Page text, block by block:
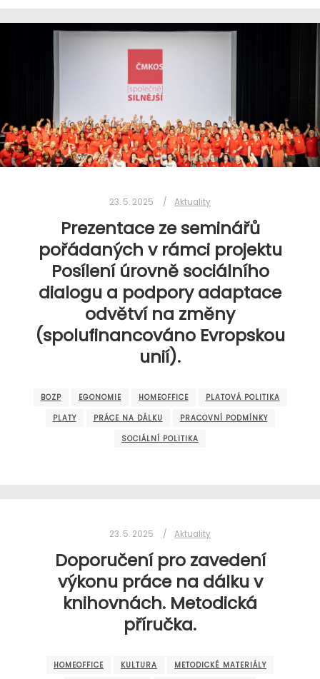
17. 9. 2025 Aktuality
Volby 2025: Volební kompas
zaměstnance
23. 5. 2025 Aktuality
Prezentace ze seminářů
pořádaných v rámci projektu
Posílení úrovně sociálního
dialogu a podpory adaptace
odvětví na změny
(spolufinancováno Evropskou
unií).
BOZP EGONOMIE HOMEOFFICE
PLATOVÁ POLITIKA
PLATY
PRÁCE NA DÁLKU
PRACOVNÍ PODMÍNKY
SOCIÁLNÍ POLITIKA
23. 5. 2025 Aktuality
Doporučení pro zavedení
výkonu práce na dálku v
knihovnách. Metodická
příručka.
HOMEOFFICE KULTURA
METODICKÉ MATERIÁLY